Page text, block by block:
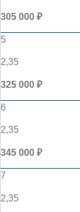
305 000 ₽
5
2,35
325 000 ₽
6
2,35
345 000 ₽
7
2,35